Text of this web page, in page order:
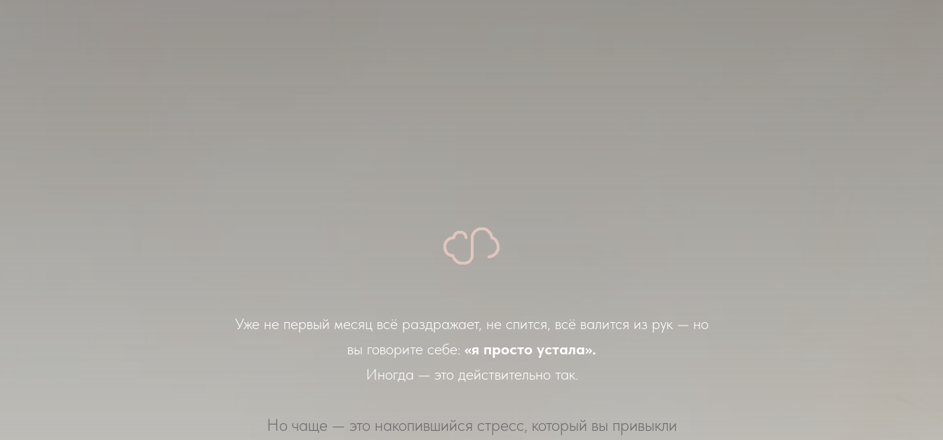
Уже не первый месяц всё раздражает, не спится, всё валится из рук — но
вы говорите себе: «я просто устала».
Иногда — это действительно так.
Но чаще — это накопившийся стресс, который вы привыкли